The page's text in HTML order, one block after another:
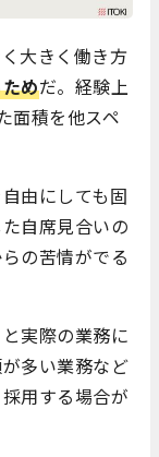
大きく働き方
めだ。経験上
面積を他スペ
由にしても固
自席見合いの
の苦情がでる
実際の業務に
多い業務など
用する場合が